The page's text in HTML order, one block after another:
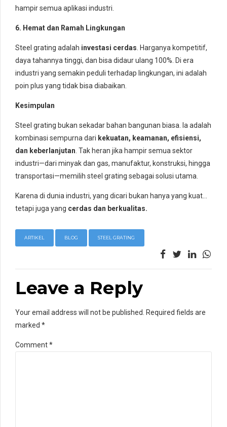
hampir semua aplikasi industri.
6. Hemat dan Ramah Lingkungan
Steel grating adalah investasi cerdas . Harganya kompetitif,
daya tahannya tinggi, dan bisa didaur ulang 100%. Di era
industri yang semakin peduli terhadap lingkungan, ini adalah
poin plus yang tidak bisa diabaikan.
Kesimpulan
Steel grating bukan sekadar bahan bangunan biasa. Ia adalah
kombinasi sempurna dari kekuatan, keamanan, efisiensi,
dan keberlanjutan . Tak heran jika hampir semua sektor
industri—dari minyak dan gas, manufaktur, konstruksi, hingga
transportasi—memilih steel grating sebagai solusi utama.
Karena di dunia industri, yang dicari bukan hanya yang kuat…
tetapi juga yang cerdas dan berkualitas.
ARTIKEL BLOG STEEL GRATING
Leave a Reply
Your email address will not be published. Required fields are
marked *
Comment*